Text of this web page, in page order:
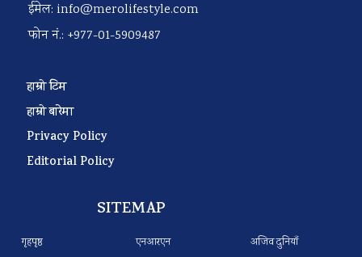
ईमेल: info@merolifestyle.com
फोन नं.: +977-01-5909487
हाम्रो टिम
हाम्रो बारेमा
Privacy Policy
Editorial Policy
SITEMAP
गृहपृष्ठ एनआरएन अजिव दुनियाँ